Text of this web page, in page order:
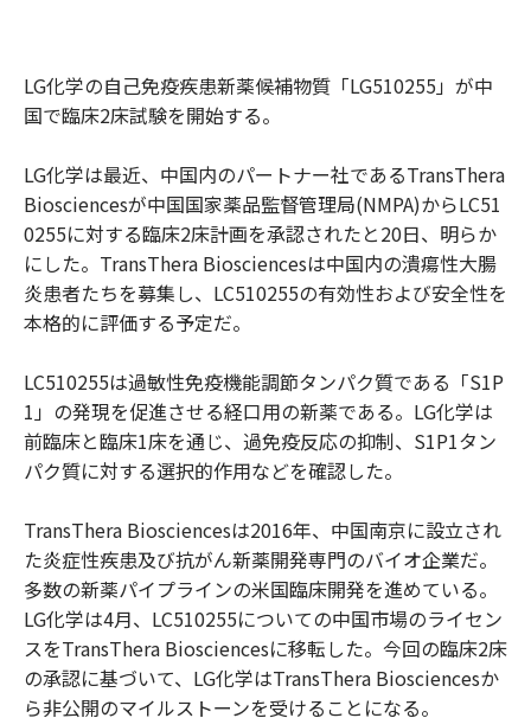
LG化学の自己免疫疾患新薬候補物質「LG510255」が中
国で臨床2床試験を開始する。
LG化学は最近、中国内のパートナー社であるTransThera
Biosciencesが中国国家薬品監督管理局(NMPA)からLC51
0255に対する臨床2床計画を承認されたと20日、明らか
にした。TransThera Biosciencesは中国内の潰瘍性大腸
炎患者たちを募集し、LC510255の有効性および安全性を
本格的に評価する予定だ。
LC510255は過敏性免疫機能調節タンパク質である「S1P
1」の発現を促進させる経口用の新薬である。LG化学は
前臨床と臨床1床を通じ、過免疫反応の抑制、S1P1タン
パク質に対する選択的作用などを確認した。
TransThera Biosciencesは2016年、中国南京に設立され
た炎症性疾患及び抗がん新薬開発専門のバイオ企業だ。
多数の新薬パイプラインの米国臨床開発を進めている。
LG化学は4月、LC510255についての中国市場のライセン
スをTransThera Biosciencesに移転した。今回の臨床2床
の承認に基づいて、LG化学はTransThera Biosciencesか
ら非公開のマイルストーンを受けることになる。